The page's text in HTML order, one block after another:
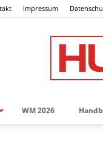
Impressum
WM 2026